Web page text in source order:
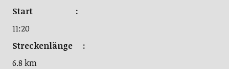
Start :
11:20
Streckenlänge :
6.8 km